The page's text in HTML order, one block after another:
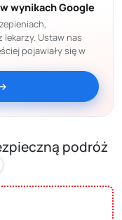
wynikach Google
Ustaw nas
pojawiały się w
podróż